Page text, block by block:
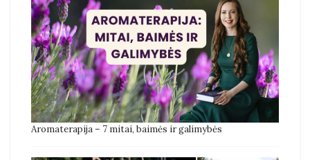
Aromaterapija – 7 mitai, baimės ir galimybės